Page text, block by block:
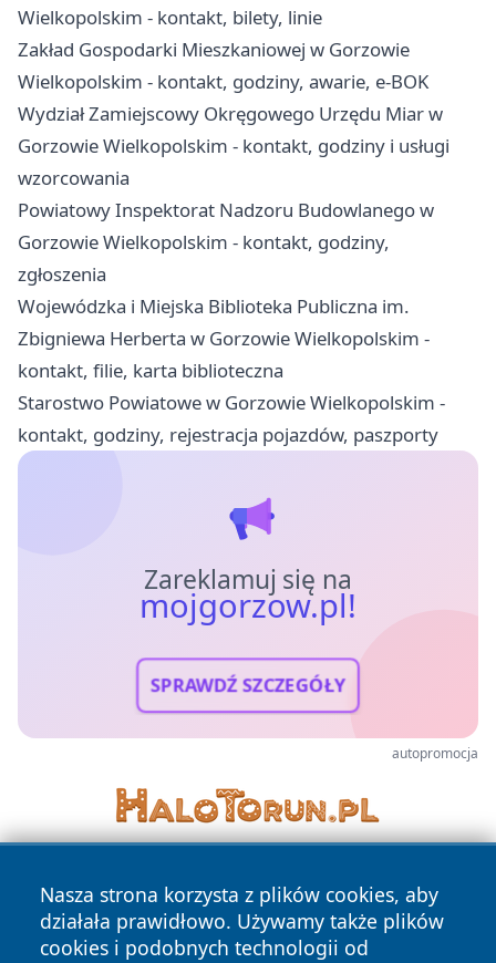
Wielkopolskim - kontakt, bilety, linie
Zakład Gospodarki Mieszkaniowej w Gorzowie
Wielkopolskim - kontakt, godziny, awarie, e-BOK
Wydział Zamiejscowy Okręgowego Urzędu Miar w
Gorzowie Wielkopolskim - kontakt, godziny i usługi
wzorcowania
Powiatowy Inspektorat Nadzoru Budowlanego w
Gorzowie Wielkopolskim - kontakt, godziny,
zgłoszenia
Wojewódzka i Miejska Biblioteka Publiczna im.
Zbigniewa Herberta w Gorzowie Wielkopolskim -
kontakt, filie, karta biblioteczna
Starostwo Powiatowe w Gorzowie Wielkopolskim -
kontakt, godziny, rejestracja pojazdów, paszporty
Zareklamuj się na
mojgorzow.pl!
SPRAWDŹ SZCZEGÓŁY
autopromocja
Nasza strona korzysta z plików cookies, aby
działała prawidłowo. Używamy także plików
cookies i podobnych technologii od